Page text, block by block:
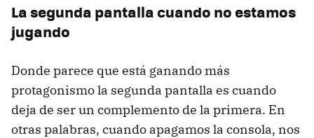
La segunda pantalla cuando no estamos
jugando
Donde parece que está ganando más
protagonismo la segunda pantalla es cuando
deja de ser un complemento de la primera. En
otras palabras, cuando apagamos la consola, nos